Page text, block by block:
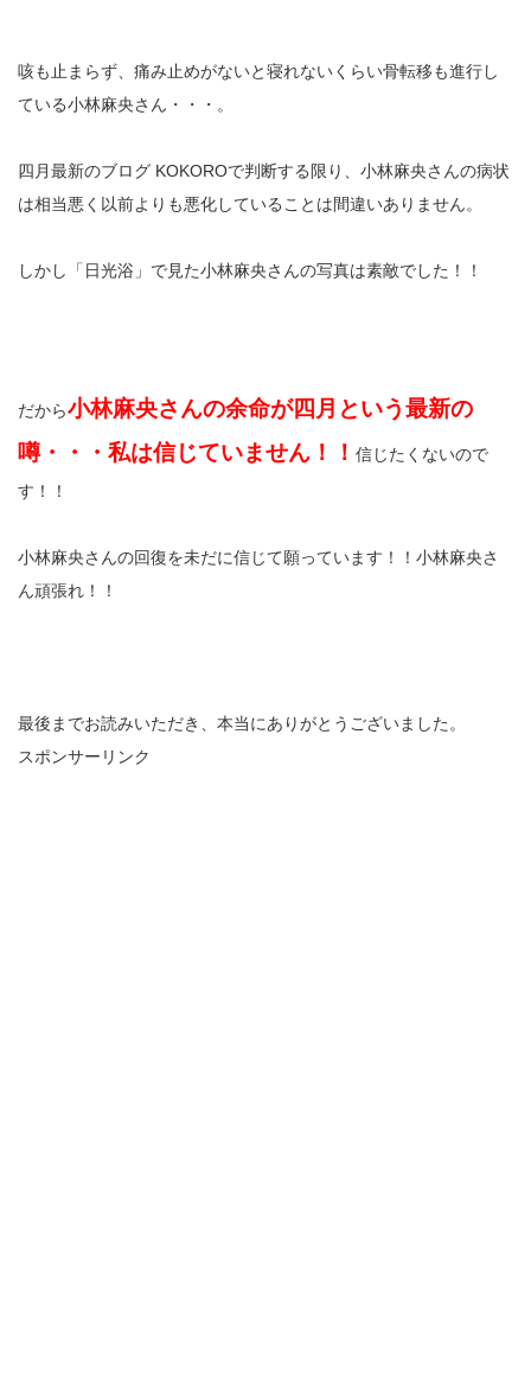
咳も止まらず、痛み止めがないと寝れないくらい骨転移も進行し
ている小林麻央さん・・・。
四月最新のブログ KOKOROで判断する限り、小林麻央さんの病状
は相当悪く以前よりも悪化していることは間違いありません。
しかし「日光浴」で見た小林麻央さんの写真は素敵でした！！
だから小林麻央さんの余命が四月という最新の
噂・・・私は信じていません！！ 信じたくないので
す！！
小林麻央さんの回復を未だに信じて願っています！！小林麻央さ
ん頑張れ！！
最後までお読みいただき、本当にありがとうございました。
スポンサーリンク